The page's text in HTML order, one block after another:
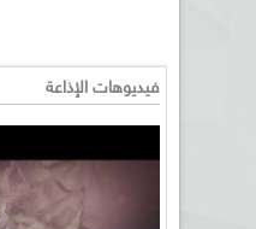
فيديوهات الإذاعة